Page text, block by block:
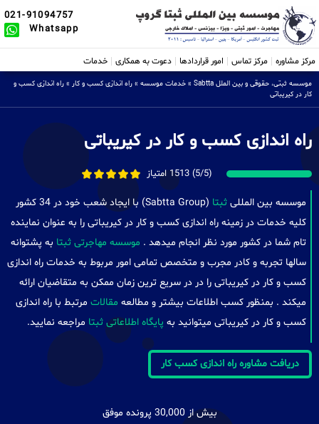
021-91094757
Whatsapp
مرکز مشاوره مرکز تماس امور قراردادها دعوت به همکاری خدمات
موسسه ثبتی، حقوقی و بین الملل Sabtta » خدمات موسسه » راه اندازی کسب و کار » راه اندازی کسب و
کار در کیریباتی
راه اندازی کسب و کار در کیریباتی
(5/5) 1513 امتیاز
موسسه بین المللی ثبتا
(Sabtta Group) با ایجاد شعب خود در 34 کشور
کلیه خدمات در زمینه راه اندازی کسب و کار در کیریباتی را به عنوان نماینده
تام شما در کشور مورد نظر انجام میدهد . موسسه مهاجرتی ثبتا به پشتوانه
سالها تجربه و کادر مجرب و متخصص تمامی امور مربوط به خدمات راه اندازی
کسب و کار در کیریباتی را در در سریع ترین زمان ممکن به متقاضیان ارائه
میکند . بمنظور کسب اطلاعات بیشتر و مطالعه مقالات مرتبط با راه اندازی
کسب و کار در کیریباتی میتوانید به پایگاه اطلاعاتی ثبتا مراجعه نمایید.
دریافت مشاوره راه اندازی کسب کار
بیش از 30,000 پرونده موفق